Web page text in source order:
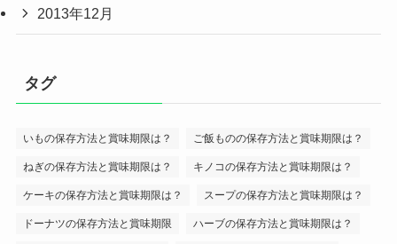
2013年12月
タグ
いもの保存方法と賞味期限は？ ご飯ものの保存方法と賞味期限は？
ねぎの保存方法と賞味期限は？ キノコの保存方法と賞味期限は？
ケーキの保存方法と賞味期限は？ スープの保存方法と賞味期限は？
ドーナツの保存方法と賞味期限 ハーブの保存方法と賞味期限は？